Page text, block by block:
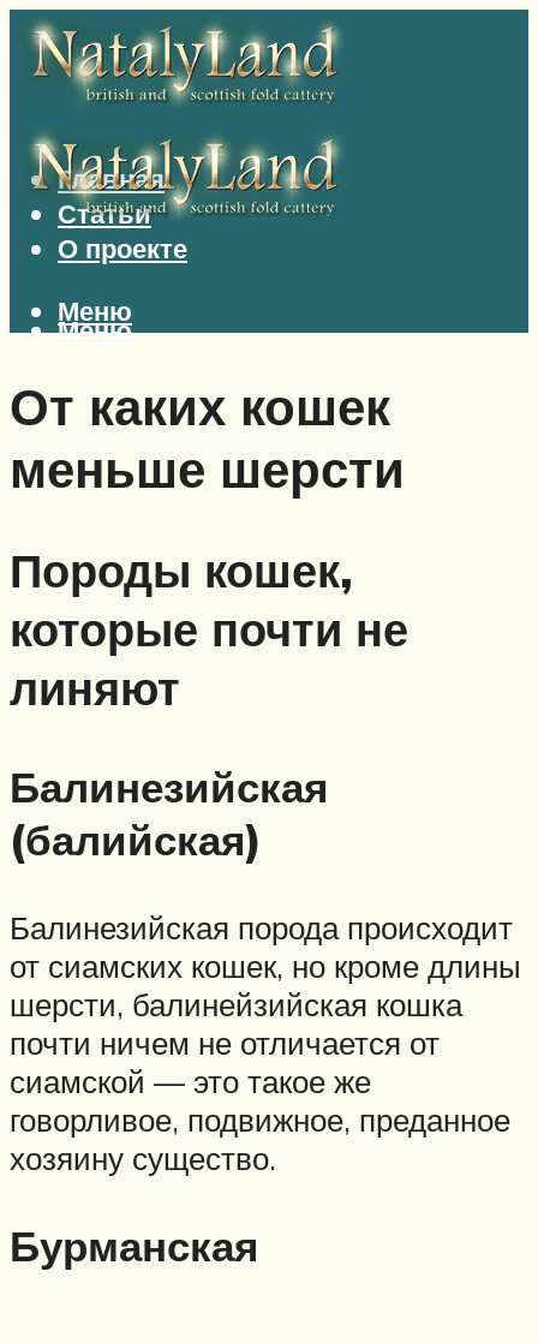
Главная
Статьи
О проекте
Меню
Меню
От каких кошек
меньше шерсти
Породы кошек,
которые почти не
линяют
Балинезийская
(балийская)
Балинезийская порода происходит
от сиамских кошек, но кроме длины
шерсти, балинейзийская кошка
почти ничем не отличается от
сиамской — это такое же
говорливое, подвижное, преданное
хозяину существо.
Бурманская